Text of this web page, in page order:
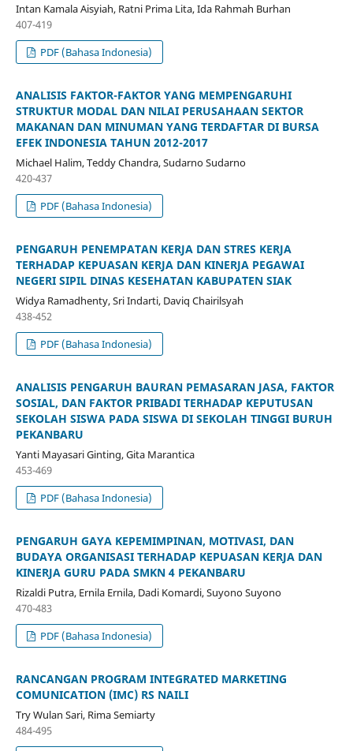
Intan Kamala Aisyiah, Ratni Prima Lita, Ida Rahmah Burhan
407-419
PDF (Bahasa Indonesia)
ANALISIS FAKTOR-FAKTOR YANG MEMPENGARUHI
STRUKTUR MODAL DAN NILAI PERUSAHAAN SEKTOR
MAKANAN DAN MINUMAN YANG TERDAFTAR DI BURSA
EFEK INDONESIA TAHUN 2012-2017
Michael Halim, Teddy Chandra, Sudarno Sudarno
420-437
PDF (Bahasa Indonesia)
PENGARUH PENEMPATAN KERJA DAN STRES KERJA
TERHADAP KEPUASAN KERJA DAN KINERJA PEGAWAI
NEGERI SIPIL DINAS KESEHATAN KABUPATEN SIAK
Widya Ramadhenty, Sri Indarti, Daviq Chairilsyah
438-452
PDF (Bahasa Indonesia)
ANALISIS PENGARUH BAURAN PEMASARAN JASA, FAKTOR
SOSIAL, DAN FAKTOR PRIBADI TERHADAP KEPUTUSAN
SEKOLAH SISWA PADA SISWA DI SEKOLAH TINGGI BURUH
PEKANBARU
Yanti Mayasari Ginting, Gita Marantica
453-469
PDF (Bahasa Indonesia)
PENGARUH GAYA KEPEMIMPINAN, MOTIVASI, DAN
BUDAYA ORGANISASI TERHADAP KEPUASAN KERJA DAN
KINERJA GURU PADA SMKN 4 PEKANBARU
Rizaldi Putra, Ernila Ernila, Dadi Komardi, Suyono Suyono
470-483
PDF (Bahasa Indonesia)
RANCANGAN PROGRAM INTEGRATED MARKETING
COMUNICATION (IMC) RS NAILI
Try Wulan Sari, Rima Semiarty
484-495